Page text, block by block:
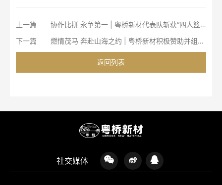
上一篇
协作比拼 永争第一 | 粤桥新材代表队斩获“四人篮球友谊赛”冠军
燃情茂马 奔赴山海之约 | 粤桥新材积极赞助并组队参加茂名首届马拉松赛活动
下一篇
返回列表
社交媒体